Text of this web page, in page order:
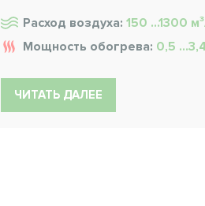
Расход воздуха: 150 ...1300
Мощность обогрева: 0,5
ЧИТАТЬ ДАЛЕЕ